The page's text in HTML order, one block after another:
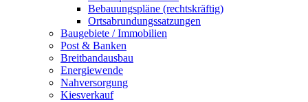
Bebauungspläne (rechtskräftig)
Ortsabrundungssatzungen
Baugebiete / Immobilien
Post & Banken
Breitbandausbau
Energiewende
Nahversorgung
Kiesverkauf